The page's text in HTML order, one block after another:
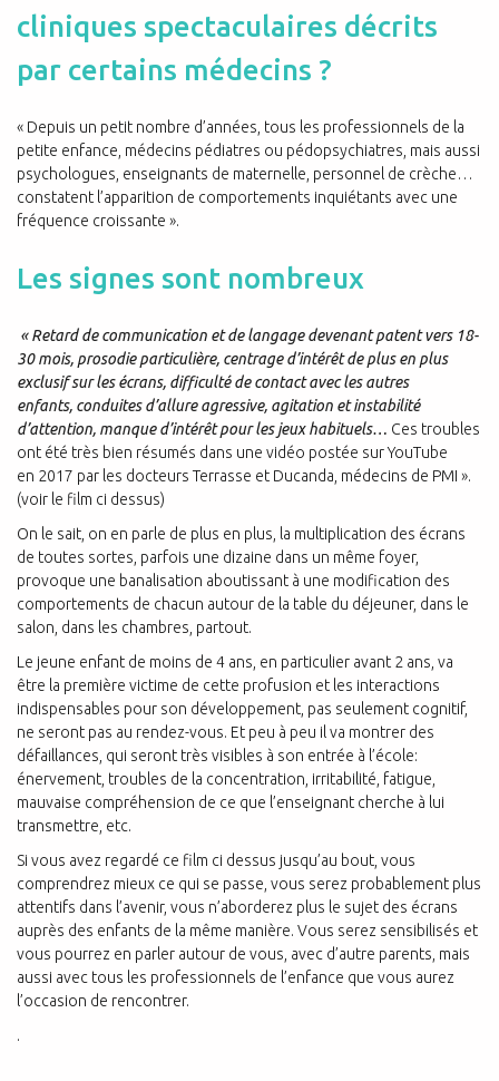
cliniques spectaculaires décrits
par certains médecins ?
« Depuis un petit nombre d’années, tous les professionnels de la
petite enfance, médecins pédiatres ou pédopsychiatres, mais aussi
psychologues, enseignants de maternelle, personnel de crèche…
constatent l’apparition de comportements inquiétants avec une
fréquence croissante ».
Les signes sont nombreux
« Retard de communication et de langage devenant patent vers 18-
30 mois, prosodie particulière, centrage d’intérêt de plus en plus
exclusif sur les écrans, difficulté de contact avec les autres
enfants, conduites d’allure agressive, agitation et instabilité
d’attention, manque d’intérêt pour les jeux habituels… Ces troubles
ont été très bien résumés dans une vidéo postée sur YouTube
en 2017 par les docteurs Terrasse et Ducanda, médecins de PMI ».
(voir le film ci dessus)
On le sait, on en parle de plus en plus, la multiplication des écrans
de toutes sortes, parfois une dizaine dans un même foyer,
provoque une banalisation aboutissant à une modification des
comportements de chacun autour de la table du déjeuner, dans le
salon, dans les chambres, partout.
Le jeune enfant de moins de 4 ans, en particulier avant 2 ans, va
être la première victime de cette profusion et les interactions
indispensables pour son développement, pas seulement cognitif,
ne seront pas au rendez-vous. Et peu à peu il va montrer des
défaillances, qui seront très visibles à son entrée à l’école:
énervement, troubles de la concentration, irritabilité, fatigue,
mauvaise compréhension de ce que l’enseignant cherche à lui
transmettre, etc.
Si vous avez regardé ce film ci dessus jusqu’au bout, vous
comprendrez mieux ce qui se passe, vous serez probablement plus
attentifs dans l’avenir, vous n’aborderez plus le sujet des écrans
auprès des enfants de la même manière. Vous serez sensibilisés et
vous pourrez en parler autour de vous, avec d’autre parents, mais
aussi avec tous les professionnels de l’enfance que vous aurez
l’occasion de rencontrer.
.